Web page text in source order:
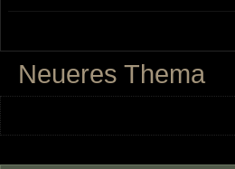
Neueres Thema